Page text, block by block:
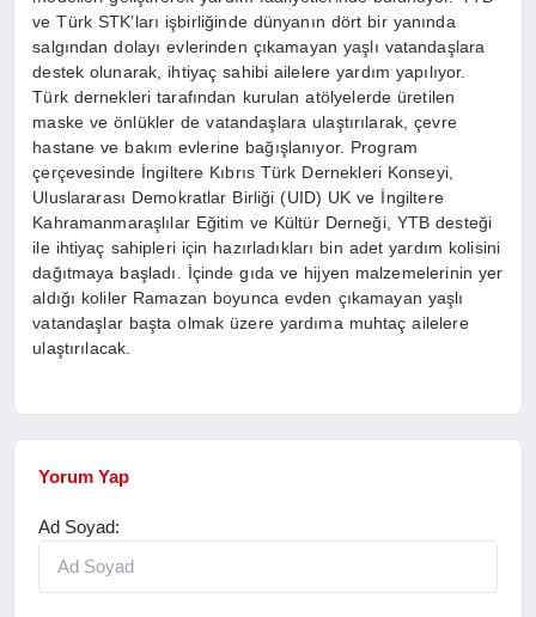
ve Türk STK’ları işbirliğinde dünyanın dört bir yanında
salgından dolayı evlerinden çıkamayan yaşlı vatandaşlara
destek olunarak, ihtiyaç sahibi ailelere yardım yapılıyor.
Türk dernekleri tarafından kurulan atölyelerde üretilen
maske ve önlükler de vatandaşlara ulaştırılarak, çevre
hastane ve bakım evlerine bağışlanıyor. Program
çerçevesinde İngiltere Kıbrıs Türk Dernekleri Konseyi,
Uluslararası Demokratlar Birliği (UID) UK ve İngiltere
Kahramanmaraşlılar Eğitim ve Kültür Derneği, YTB desteği
ile ihtiyaç sahipleri için hazırladıkları bin adet yardım kolisini
dağıtmaya başladı. İçinde gıda ve hijyen malzemelerinin yer
aldığı koliler Ramazan boyunca evden çıkamayan yaşlı
vatandaşlar başta olmak üzere yardıma muhtaç ailelere
ulaştırılacak.
Yorum Yap
Ad Soyad: